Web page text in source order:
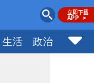
生活 政治 社會